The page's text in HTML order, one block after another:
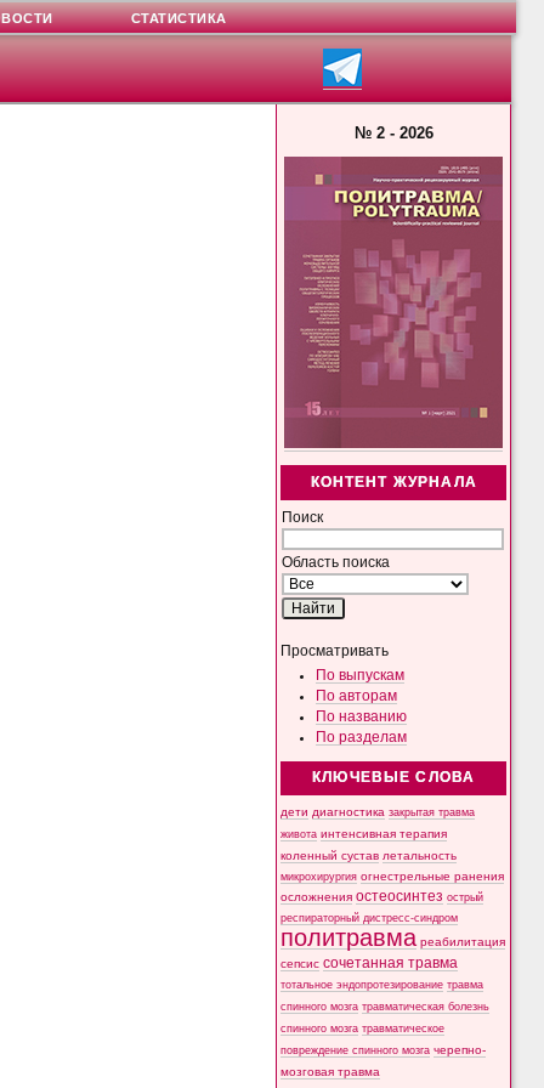
№ 2 - 2026
КОНТЕНТ ЖУРНАЛА
Поиск
Область поиска
Просматривать
По выпускам
По авторам
По названию
По разделам
КЛЮЧЕВЫЕ СЛОВА
дети диагностика закрытая травма
живота интенсивная терапия
коленный сустав летальность
микрохирургия огнестрельные ранения
осложнения остеосинтез острый
респираторный дистресс-синдром
политравма реабилитация
сепсис сочетанная травма
тотальное эндопротезирование травма
спинного мозга травматическая болезнь
спинного мозга травматическое
повреждение спинного мозга черепно-
мозговая травма
СТАТИСТИКА